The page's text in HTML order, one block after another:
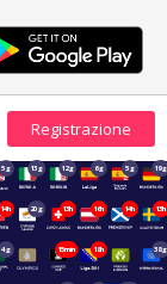
5g 13g 12g 6g 5g 19g
14h 20g 13h 16h 14h 13h
4g 15min 18h 38g